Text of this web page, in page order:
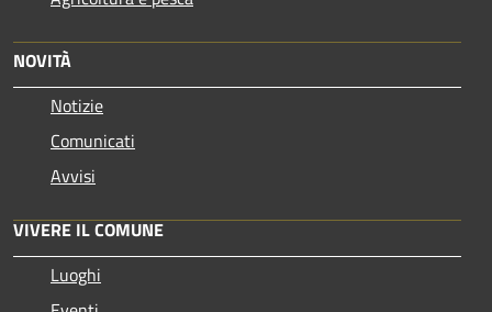
NOVITÀ
Notizie
Comunicati
Avvisi
VIVERE IL COMUNE
Luoghi